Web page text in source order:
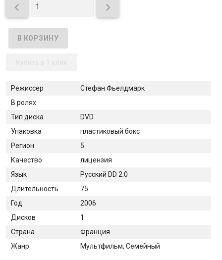
 
Режиссер
Стефан Фьелдмарк
В ролях
Тип диска
DVD
Упаковка
пластиковый бокс
Регион
5
Качество
лицензия
Язык
Русский DD 2.0
Длительность
75
Год
2006
Дисков
1
Страна
Франция
Жанр
Мультфильм, Семейный